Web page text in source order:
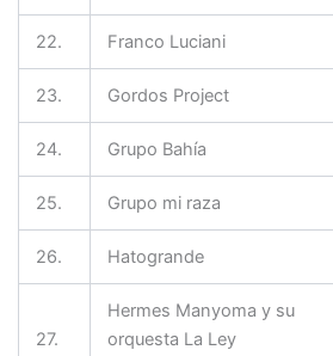
22. Franco Luciani
23. Gordos Project
24. Grupo Bahía
25. Grupo mi raza
26. Hatogrande
27.
Hermes Manyoma y su
orquesta La Ley